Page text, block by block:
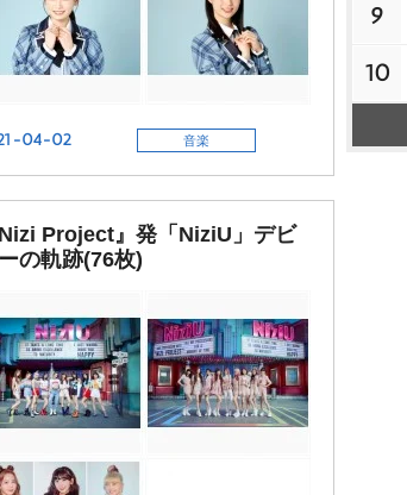
04-02 音楽
Nizi Project』発「NiziU」デビ
の軌跡(76枚)
9
10